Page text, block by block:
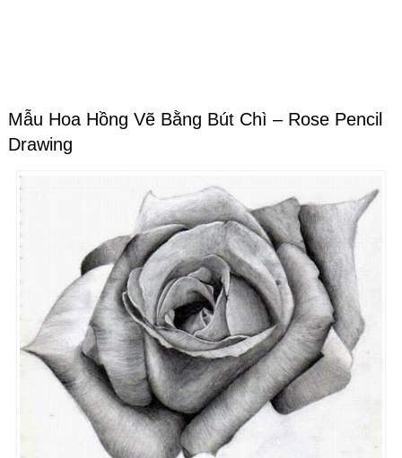
Mẫu Hoa Hồng Vẽ Bằng Bút Chì – Rose Pencil
Drawing